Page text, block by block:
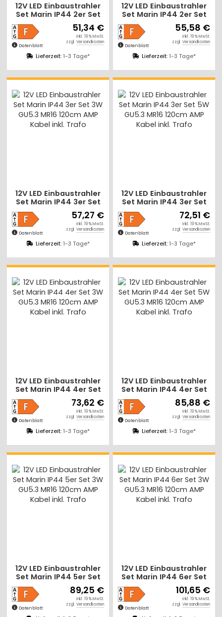
12V LED Einbaustrahler
Set Marin IP44 2er Set
3W GU5.3 MR16 120cm
AMP Kabel inkl. Trafo
Lieferzeit:1-3 Tage*
Datenblatt
51,34 €
inkl. 19 % MwSt.
zzgl. Versandkosten
12V LED Einbaustrahler
Set Marin IP44 2er Set
5W GU5.3 MR16 120cm
AMP Kabel inkl. Trafo
Lieferzeit:1-3 Tage*
Datenblatt
55,58 €
inkl. 19 % MwSt.
zzgl. Versandkosten
12V LED Einbaustrahler
Set Marin IP44 3er Set
3W GU5.3 MR16 120cm
AMP Kabel inkl. Trafo
Lieferzeit:1-3 Tage*
Datenblatt
57,27 €
inkl. 19 % MwSt.
zzgl. Versandkosten
12V LED Einbaustrahler
Set Marin IP44 3er Set
5W GU5.3 MR16 120cm
AMP Kabel inkl. Trafo
Lieferzeit:1-3 Tage*
Datenblatt
72,51 €
inkl. 19 % MwSt.
zzgl. Versandkosten
12V LED Einbaustrahler
Set Marin IP44 4er Set
3W GU5.3 MR16 120cm
AMP Kabel inkl. Trafo
Lieferzeit:1-3 Tage*
Datenblatt
73,62 €
inkl. 19 % MwSt.
zzgl. Versandkosten
12V LED Einbaustrahler
Set Marin IP44 4er Set
5W GU5.3 MR16 120cm
AMP Kabel inkl. Trafo
Lieferzeit:1-3 Tage*
Datenblatt
85,88 €
inkl. 19 % MwSt.
zzgl. Versandkosten
12V LED Einbaustrahler
Set Marin IP44 5er Set
3W GU5.3 MR16 120cm
AMP Kabel inkl. Trafo
Datenblatt
89,25 €
inkl. 19 % MwSt.
zzgl. Versandkosten
12V LED Einbaustrahler
Set Marin IP44 6er Set
3W GU5.3 MR16 120cm
AMP Kabel inkl. Trafo
Datenblatt
101,65 €
inkl. 19 % MwSt.
zzgl. Versandkosten